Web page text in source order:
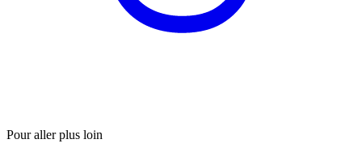
Pour aller plus loin